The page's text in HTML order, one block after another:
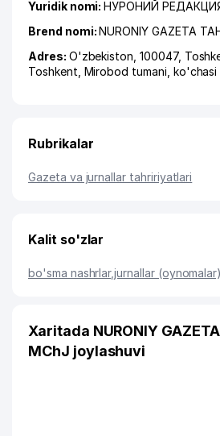
Yuridik nomi:НУРОНИЙ
Brend nomi:NURONIY GAZETA
Adres: O'zbekiston, 100047,
Toshkent Mirobod tumani ko'chasi
Rubrikalar
Gazeta va jurnallar tahririyatlari
Kalit so'zlar
bo'sma nashrlar,jurnallar (oynomalar)
Xaritada NURONIY
MChJ joylashuvi